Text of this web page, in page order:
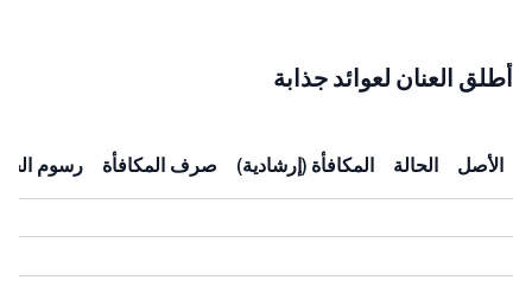
أطلق العنان لعوائد جذابة
الأصل الحالة المكافأة (إرشادية) صرف المكافأة رسوم